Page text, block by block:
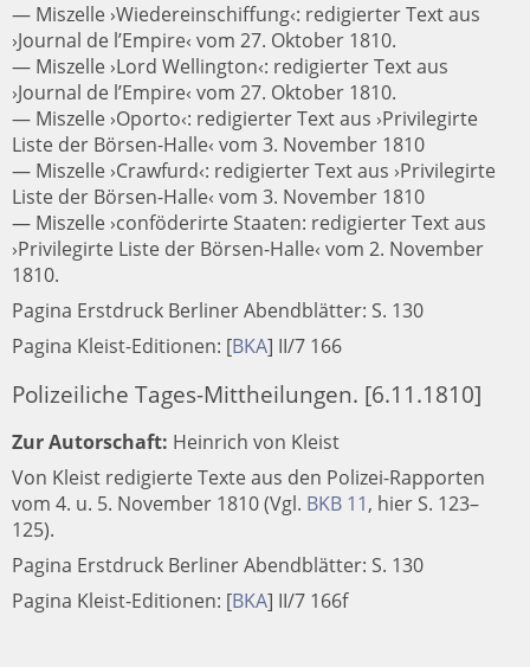
— Miszelle ›Wiedereinschiffung‹: redigierter Text aus
›Journal de l’Empire‹ vom 27. Oktober 1810.
— Miszelle ›Lord Wellington‹: redigierter Text aus
›Journal de l’Empire‹ vom 27. Oktober 1810.
— Miszelle ›Oporto‹: redigierter Text aus ›Privilegirte
Liste der Börsen-Halle‹ vom 3. November 1810
— Miszelle ›Crawfurd‹: redigierter Text aus ›Privilegirte
Liste der Börsen-Halle‹ vom 3. November 1810
— Miszelle ›conföderirte Staaten: redigierter Text aus
›Privilegirte Liste der Börsen-Halle‹ vom 2. November
1810.
Pagina Erstdruck Berliner Abendblätter: S. 130
Pagina Kleist-Editionen: [BKA] II/7 166
Polizeiliche Tages-Mittheilungen. [6.11.1810]
Zur Autorschaft: Heinrich von Kleist
Von Kleist redigierte Texte aus den Polizei-Rapporten
vom 4. u. 5. November 1810 (Vgl. BKB 11, hier S. 123–
125).
Pagina Erstdruck Berliner Abendblätter: S. 130
Pagina Kleist-Editionen: [BKA] II/7 166f